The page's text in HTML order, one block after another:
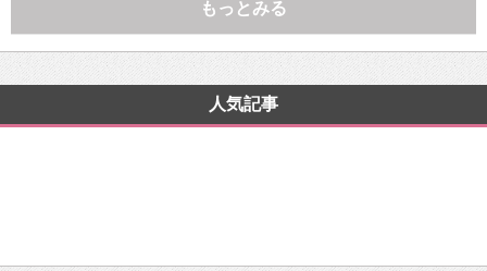
もっとみる
人気記事